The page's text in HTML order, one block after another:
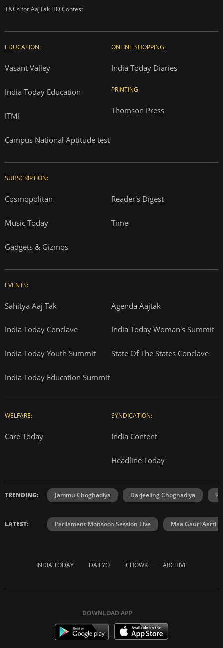
T&Cs for AajTak HD Contest
EDUCATION:
Vasant Valley
India Today Education
ITMI
Campus National Aptitude test
ONLINE SHOPPING:
India Today Diaries
PRINTING:
Thomson Press
SUBSCRIPTION:
Cosmopolitan Reader's Digest
Music Today Time
Gadgets & Gizmos
EVENTS:
Sahitya Aaj Tak Agenda Aajtak
India Today Conclave India Today Woman's Summit
India Today Youth Summit State Of The States Conclave
India Today Education Summit
WELFARE:
Care Today
SYNDICATION:
India Content
Headline Today
TRENDING: Jammu Choghadiya Darjeeling Choghadiya
LATEST: Parliament Monsoon Session Live Maa Gauri Aarti
INDIA TODAY DAILYO ICHOWK ARCHIVE
DOWNLOAD APP